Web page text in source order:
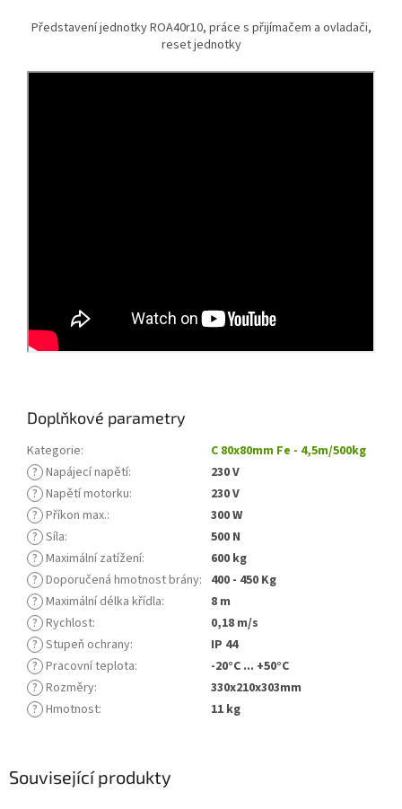
Související produkty
Představení jednotky ROA40r10, práce s přijímačem a ovladači,
reset jednotky
Doplňkové parametry
Kategorie:
C 80x80mm Fe - 4,5m/500kg
? Napájecí napětí:
230 V
? Napětí motorku:
230 V
? Příkon max.:
300 W
? Síla:
500 N
? Maximální zatížení:
600 kg
? Doporučená hmotnost brány: 400 - 450 Kg
? Maximální délka křídla:
8 m
? Rychlost:
0,18 m/s
? Stupeň ochrany:
IP 44
? Pracovní teplota:
-20°C ... +50°C
? Rozměry:
330x210x303mm
? Hmotnost: 11 kg